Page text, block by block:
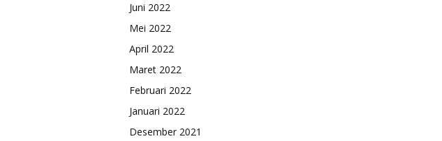
Juni 2022
Mei 2022
April 2022
Maret 2022
Februari 2022
Januari 2022
Desember 2021